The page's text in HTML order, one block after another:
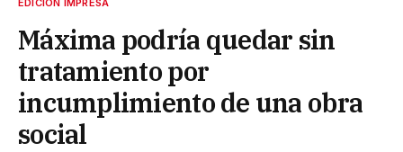
Máxima podría quedar sin
tratamiento por
incumplimiento de una obra
social